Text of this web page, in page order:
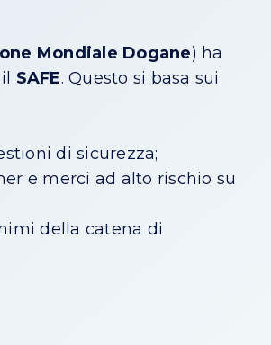
Mondiale Dogane) ha
SAFE. Questo si basa sui
di sicurezza;
e merci ad alto rischio su
della catena di